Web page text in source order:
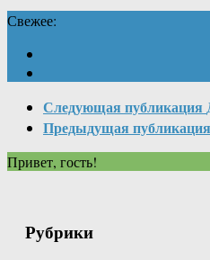
Свежее:
Следующая публикация
Предыдущая публикация
Привет, гость!
Рубрики